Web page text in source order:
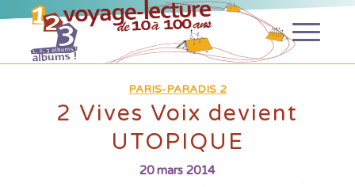
PARIS-PARADIS 2
2 Vives Voix devient
UTOPIQUE
20 mars 2014